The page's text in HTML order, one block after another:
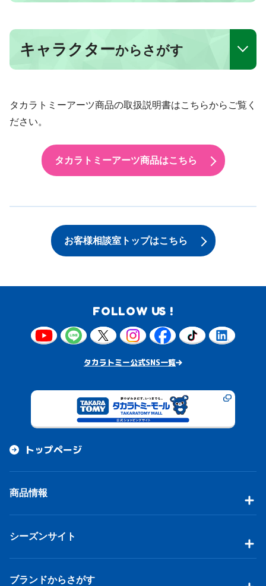
キャラクターからさがす
タカラトミーアーツ商品の取扱説明書はこちらからご覧く
ださい。
タカラトミーアーツ商品はこちら
お客様相談室トップはこちら
FOLLOW US !
タカラトミー公式SNS一覧
トップページ
商品情報
シーズンサイト
ブランドからさがす